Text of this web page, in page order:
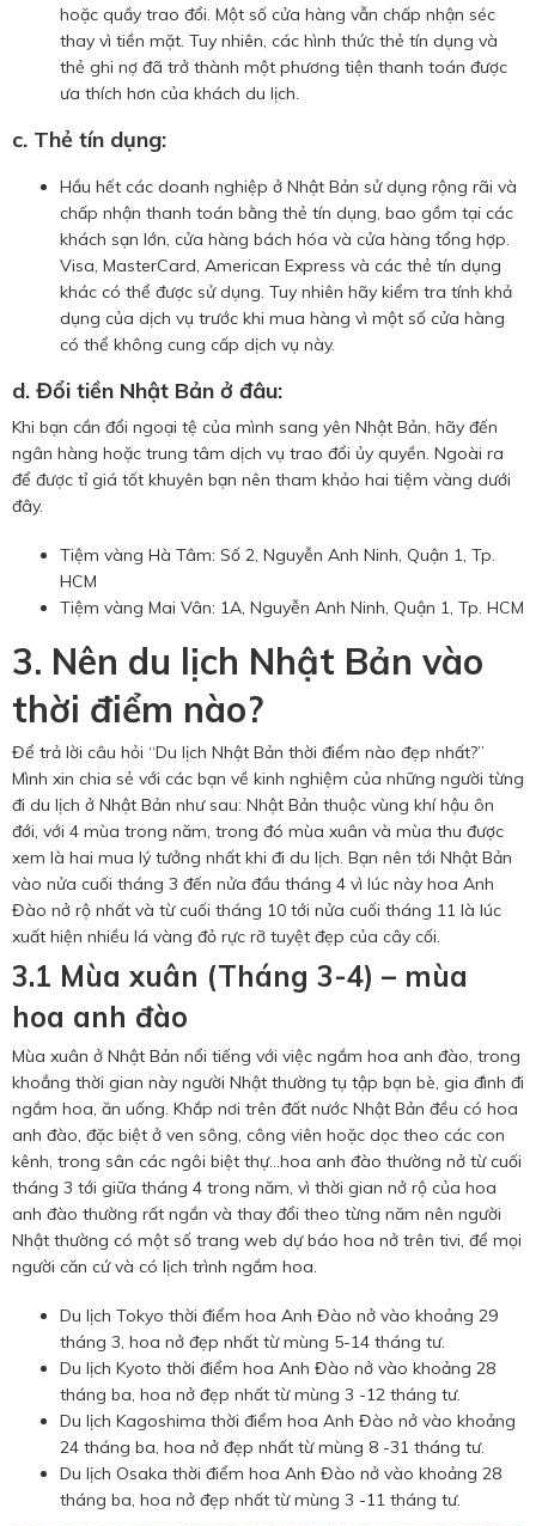
hoặc quầy trao đổi. Một số cửa hàng vẫn chấp nhận séc
thay vì tiền mặt. Tuy nhiên, các hình thức thẻ tín dụng và
thẻ ghi nợ đã trở thành một phương tiện thanh toán được
ưa thích hơn của khách du lịch.
c. Thẻ tín dụng:
Hầu hết các doanh nghiệp ở Nhật Bản sử dụng rộng rãi và
chấp nhận thanh toán bằng thẻ tín dụng, bao gồm tại các
khách sạn lớn, cửa hàng bách hóa và cửa hàng tổng hợp.
Visa, MasterCard, American Express và các thẻ tín dụng
khác có thể được sử dụng. Tuy nhiên hãy kiểm tra tính khả
dụng của dịch vụ trước khi mua hàng vì một số cửa hàng
có thể không cung cấp dịch vụ này.
d. Đổi tiền Nhật Bản ở đâu:
Khi bạn cần đổi ngoại tệ của mình sang yên Nhật Bản, hãy đến
ngân hàng hoặc trung tâm dịch vụ trao đổi ủy quyền. Ngoài ra
để được tỉ giá tốt khuyên bạn nên tham khảo hai tiệm vàng dưới
đây.
Tiệm vàng Hà Tâm: Số 2, Nguyễn Anh Ninh, Quận 1, Tp.
HCM
Tiệm vàng Mai Vân: 1A, Nguyễn Anh Ninh, Quận 1, Tp. HCM
3. Nên du lịch Nhật Bản vào
thời điểm nào?
Để trả lời câu hỏi “Du lịch Nhật Bản thời điểm nào đẹp nhất?”
Mình xin chia sẻ với các bạn về kinh nghiệm của những người từng
đi du lịch ở Nhật Bản như sau: Nhật Bản thuộc vùng khí hậu ôn
đới, với 4 mùa trong năm, trong đó mùa xuân và mùa thu được
xem là hai mua lý tưởng nhất khi đi du lịch. Bạn nên tới Nhật Bản
vào nửa cuối tháng 3 đến nửa đầu tháng 4 vì lúc này hoa Anh
Đào nở rộ nhất và từ cuối tháng 10 tới nửa cuối tháng 11 là lúc
xuất hiện nhiều lá vàng đỏ rực rỡ tuyệt đẹp của cây cối.
3.1 Mùa xuân (Tháng 3-4) – mùa
hoa anh đào
Mùa xuân ở Nhật Bản nổi tiếng với việc ngắm hoa anh đào, trong
khoẳng thời gian này người Nhật thường tụ tập bạn bè, gia đình đi
ngắm hoa, ăn uống. Khắp nơi trên đất nước Nhật Bản đều có hoa
anh đào, đặc biệt ở ven sông, công viên hoặc dọc theo các con
kênh, trong sân các ngôi biệt thự…hoa anh đào thường nở từ cuối
tháng 3 tới giữa tháng 4 trong năm, vì thời gian nở rộ của hoa
anh đào thường rất ngắn và thay đổi theo từng năm nên người
Nhật thường có một số trang web dự báo hoa nở trên tivi, để mọi
người căn cứ và có lịch trình ngắm hoa.
Du lịch Tokyo thời điểm hoa Anh Đào nở vào khoảng 29
tháng 3, hoa nở đẹp nhất từ mùng 5-14 tháng tư.
Du lịch Kyoto thời điểm hoa Anh Đào nở vào khoảng 28
tháng ba, hoa nở đẹp nhất từ mùng 3 -12 tháng tư.
Du lịch Kagoshima thời điểm hoa Anh Đào nở vào khoảng
24 tháng ba, hoa nở đẹp nhất từ mùng 8 -31 tháng tư.
Du lịch Osaka thời điểm hoa Anh Đào nở vào khoảng 28
tháng ba, hoa nở đẹp nhất từ mùng 3 -11 tháng tư.